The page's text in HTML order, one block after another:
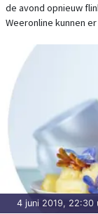
de avond opnieuw
Weeronline kunnen er
4 juni 2019, 22:30